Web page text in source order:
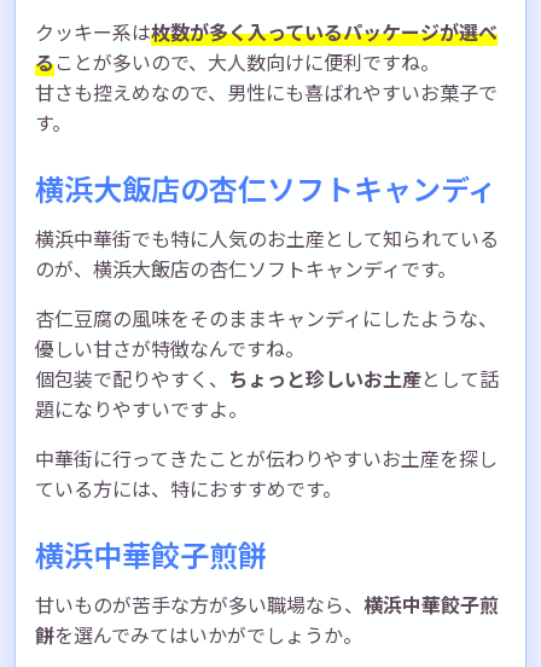
クッキー系は枚数が多く入っているパッケージが選べ
ることが多いので、大人数向けに便利ですね。
甘さも控えめなので、男性にも喜ばれやすいお菓子で
す。
横浜大飯店の杏仁ソフトキャンディ
横浜中華街でも特に人気のお土産として知られている
のが、横浜大飯店の杏仁ソフトキャンディです。
杏仁豆腐の風味をそのままキャンディにしたような、
優しい甘さが特徴なんですね。
個包装で配りやすく、 ちょっと珍しいお土産として話
題になりやすいですよ。
中華街に行ってきたことが伝わりやすいお土産を探し
ている方には、特におすすめです。
横浜中華餃子煎餅
甘いものが苦手な方が多い職場なら、 横浜中華餃子煎
餅を選んでみてはいかがでしょうか。